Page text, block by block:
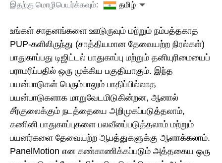
இதற்கு மொழிபெயர்க்கவும்:
தமிழ்
உங்கள் சாதனங்களை ஊடுருவும் மற்றும் நம்பத்தகாத
PUP-களிலிருந்து (சாத்தியமான தேவையற்ற நிரல்கள்)
பாதுகாப்பது டிஜிட்டல் பாதுகாப்பு மற்றும் தனியுரிமையைப்
பராமரிப்பதில் ஒரு முக்கிய பகுதியாகும். இந்த
பயன்பாடுகள் பெரும்பாலும் பாதிப்பில்லாத
பயன்பாடுகளாக மாறுவேடமிடுகின்றன, ஆனால்
சீர்குலைக்கும் நடத்தையை அறிமுகப்படுத்தலாம்,
கணினி பாதுகாப்புகளை பலவீனப்படுத்தலாம் மற்றும்
பயனர்களை தேவையற்ற ஆபத்துகளுக்கு ஆளாக்கலாம்.
PanelMotion என கண்காணிக்கப்படும் அத்தகைய ஒரு